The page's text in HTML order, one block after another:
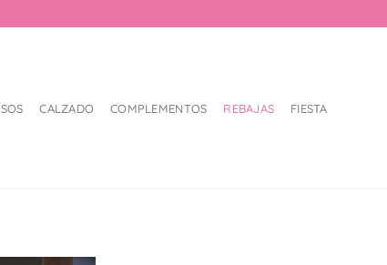
CALZADO COMPLEMENTOS REBAJAS FIESTA